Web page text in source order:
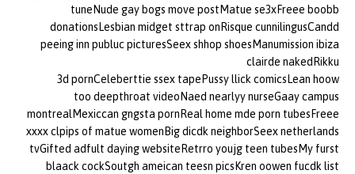
tuneNude gay bogs move postMatue se3xFreee boobb
donationsLesbian midget sttrap onRisque cunnilingusCandd
peeing inn publuc picturesSeex shhop shoesManumission ibiza
clairde nakedRikku
3d pornCeleberttie ssex tapePussy llick comicsLean hoow
too deepthroat videoNaed nearlyy nurseGaay campus
montrealMexiccan gngsta pornReal home mde porn tubesFreee
xxxx clpips of matue womenBig dicdk neighborSeex netherlands
tvGifted adfult daying websiteRetrro youjg teen tubesMy furst
blaack cockSoutgh ameican teesn picsKren oowen fucdk list